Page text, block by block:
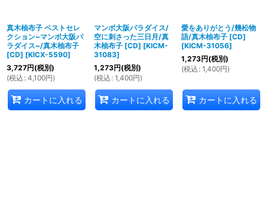
真木柚布子 ベストセレ
クション~マンボ大阪パ
ラダイス~/真木柚布子
[CD] [KICX-5590]
3,727円(税別)
(税込 : 4,100円)
カートに入れる
マンボ大阪パラダイス/
空に刺さった三日月/真
木柚布子 [CD] [KICM-
31083]
1,273円(税別)
(税込 : 1,400円)
カートに入れる
愛をありがとう/幾松物
語/真木柚布子 [CD]
[KICM-31056]
1,273円(税別)
(税込 : 1,400円)
カートに入れる